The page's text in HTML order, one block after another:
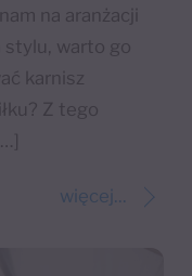
na aranżacji
warto go
karnisz
Z tego
więcej...